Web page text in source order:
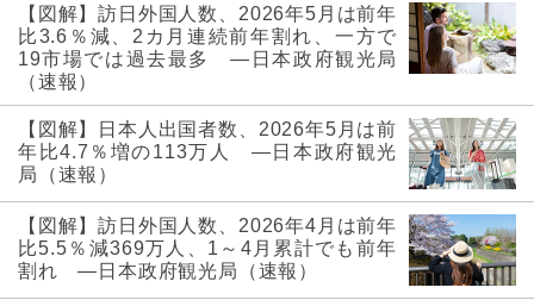
【図解】訪日外国人数、2026年5月は前年
比3.6％減、2カ月連続前年割れ、一方で
19市場では過去最多 ―日本政府観光局
（速報）
【図解】日本人出国者数、2026年5月は前
年比4.7％増の113万人 ―日本政府観光
局（速報）
【図解】訪日外国人数、2026年4月は前年
比5.5％減369万人、1～4月累計でも前年
割れ ―日本政府観光局（速報）